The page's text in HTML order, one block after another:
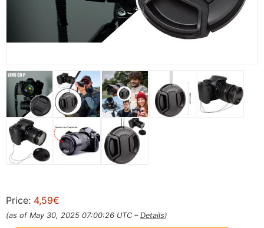
Price: 4,59€
(as of May 30, 2025 07:00:26 UTC – Details)